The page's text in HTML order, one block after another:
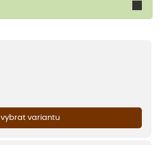
vybrat variantu